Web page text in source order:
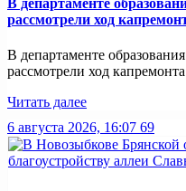
В департаменте
рассмотрели ход
В департаменте
рассмотрели ход
Читать далее
6 августа 2026, 16:07 69